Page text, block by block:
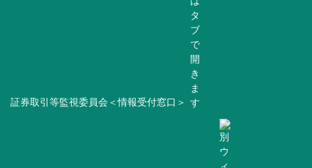
証券取引等監視委員会＜情報受付窓口＞